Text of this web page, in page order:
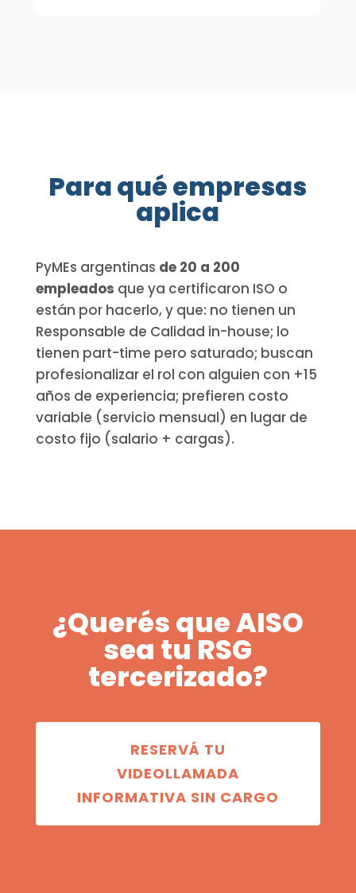
Para qué empresas
aplica
PyMEs argentinas de 20 a 200
empleados que ya certificaron ISO o
están por hacerlo, y que: no tienen un
Responsable de Calidad in-house; lo
tienen part-time pero saturado; buscan
profesionalizar el rol con alguien con +15
años de experiencia; prefieren costo
variable (servicio mensual) en lugar de
costo fijo (salario + cargas).
¿Querés que AISO
sea tu RSG
tercerizado?
RESERVÁ TU
VIDEOLLAMADA
INFORMATIVA SIN CARGO